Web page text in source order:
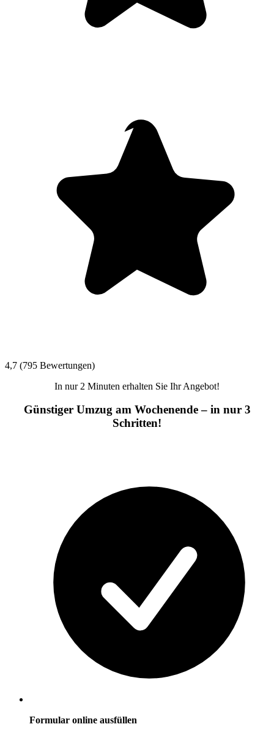
4,7 (795 Bewertungen)
In nur 2 Minuten erhalten Sie Ihr Angebot!
Günstiger Umzug am Wochenende – in nur 3
Schritten!
Formular online ausfüllen